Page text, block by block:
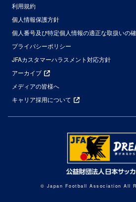
利用規約
個人情報保護方針
個人番号及び特定個人情報の適正な取扱いの
プライバシーポリシー
JFAカスタマーハラスメント対応方針
アーカイブ
メディアの皆様へ
キャリア採用について
© Japan Football Association All